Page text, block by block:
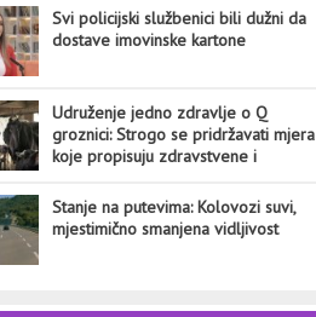
Svi policijski službenici bili dužni da
dostave imovinske kartone
Udruženje jedno zdravlje o Q
groznici: Strogo se pridržavati mjera
koje propisuju zdravstvene i
Stanje na putevima: Kolovozi suvi,
mjestimično smanjena vidljivost